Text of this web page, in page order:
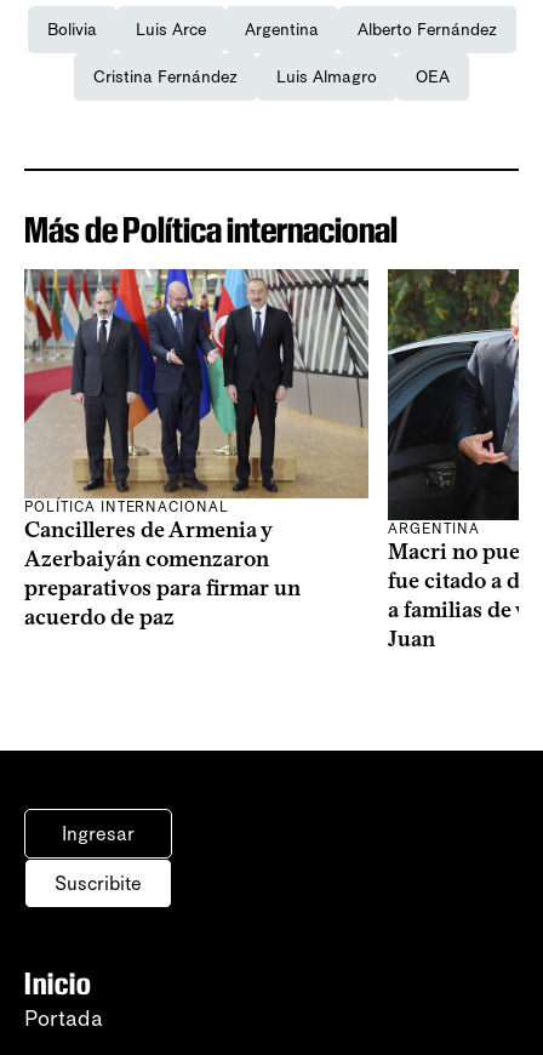
Bolivia Luis Arce Argentina Alberto Fernández
Cristina Fernández Luis Almagro OEA
Más de Política internacional
POLÍTICA INTERNACIONAL
Cancilleres de Armenia y
Azerbaiyán comenzaron
preparativos para firmar un
acuerdo de paz
ARGENTINA
Macri no
fue citado a
a familias de
Juan
Ingresar
Suscribite
Inicio
Portada